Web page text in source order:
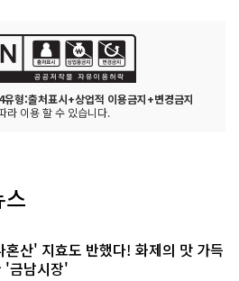
유형:출처표시+상업적 이용금지+변경금지
라 이용 할 수 있습니다.
혼산' 지효도 반했다! 화제의 맛 가득
'금남시장'